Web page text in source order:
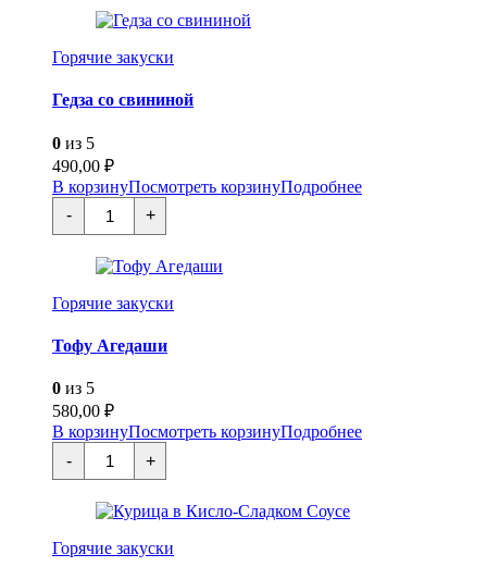
Горячие закуски
Гедза со свининой
0 из 5
490,00 ₽
В корзинуПосмотреть корзинуПодробнее
-
Количество
товара
Гедза
со
свининой
+
Горячие закуски
Тофу Агедаши
0 из 5
580,00 ₽
В корзинуПосмотреть корзинуПодробнее
-
Количество
товара
Тофу
Агедаши
+
Горячие закуски